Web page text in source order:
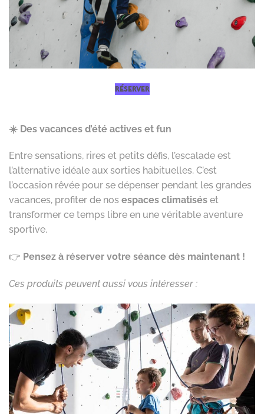
RÉSERVER
☀️ Des vacances d’été actives et fun
Entre sensations, rires et petits défis, l’escalade est
l’alternative idéale aux sorties habituelles. C’est
l’occasion rêvée pour se dépenser pendant les grandes
vacances, profiter de nos espaces climatisés et
transformer ce temps libre en une véritable aventure
sportive.
👉 Pensez à réserver votre séance dès maintenant !
Ces produits peuvent aussi vous intéresser :